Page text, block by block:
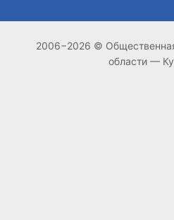
2006−2026 ©
области —